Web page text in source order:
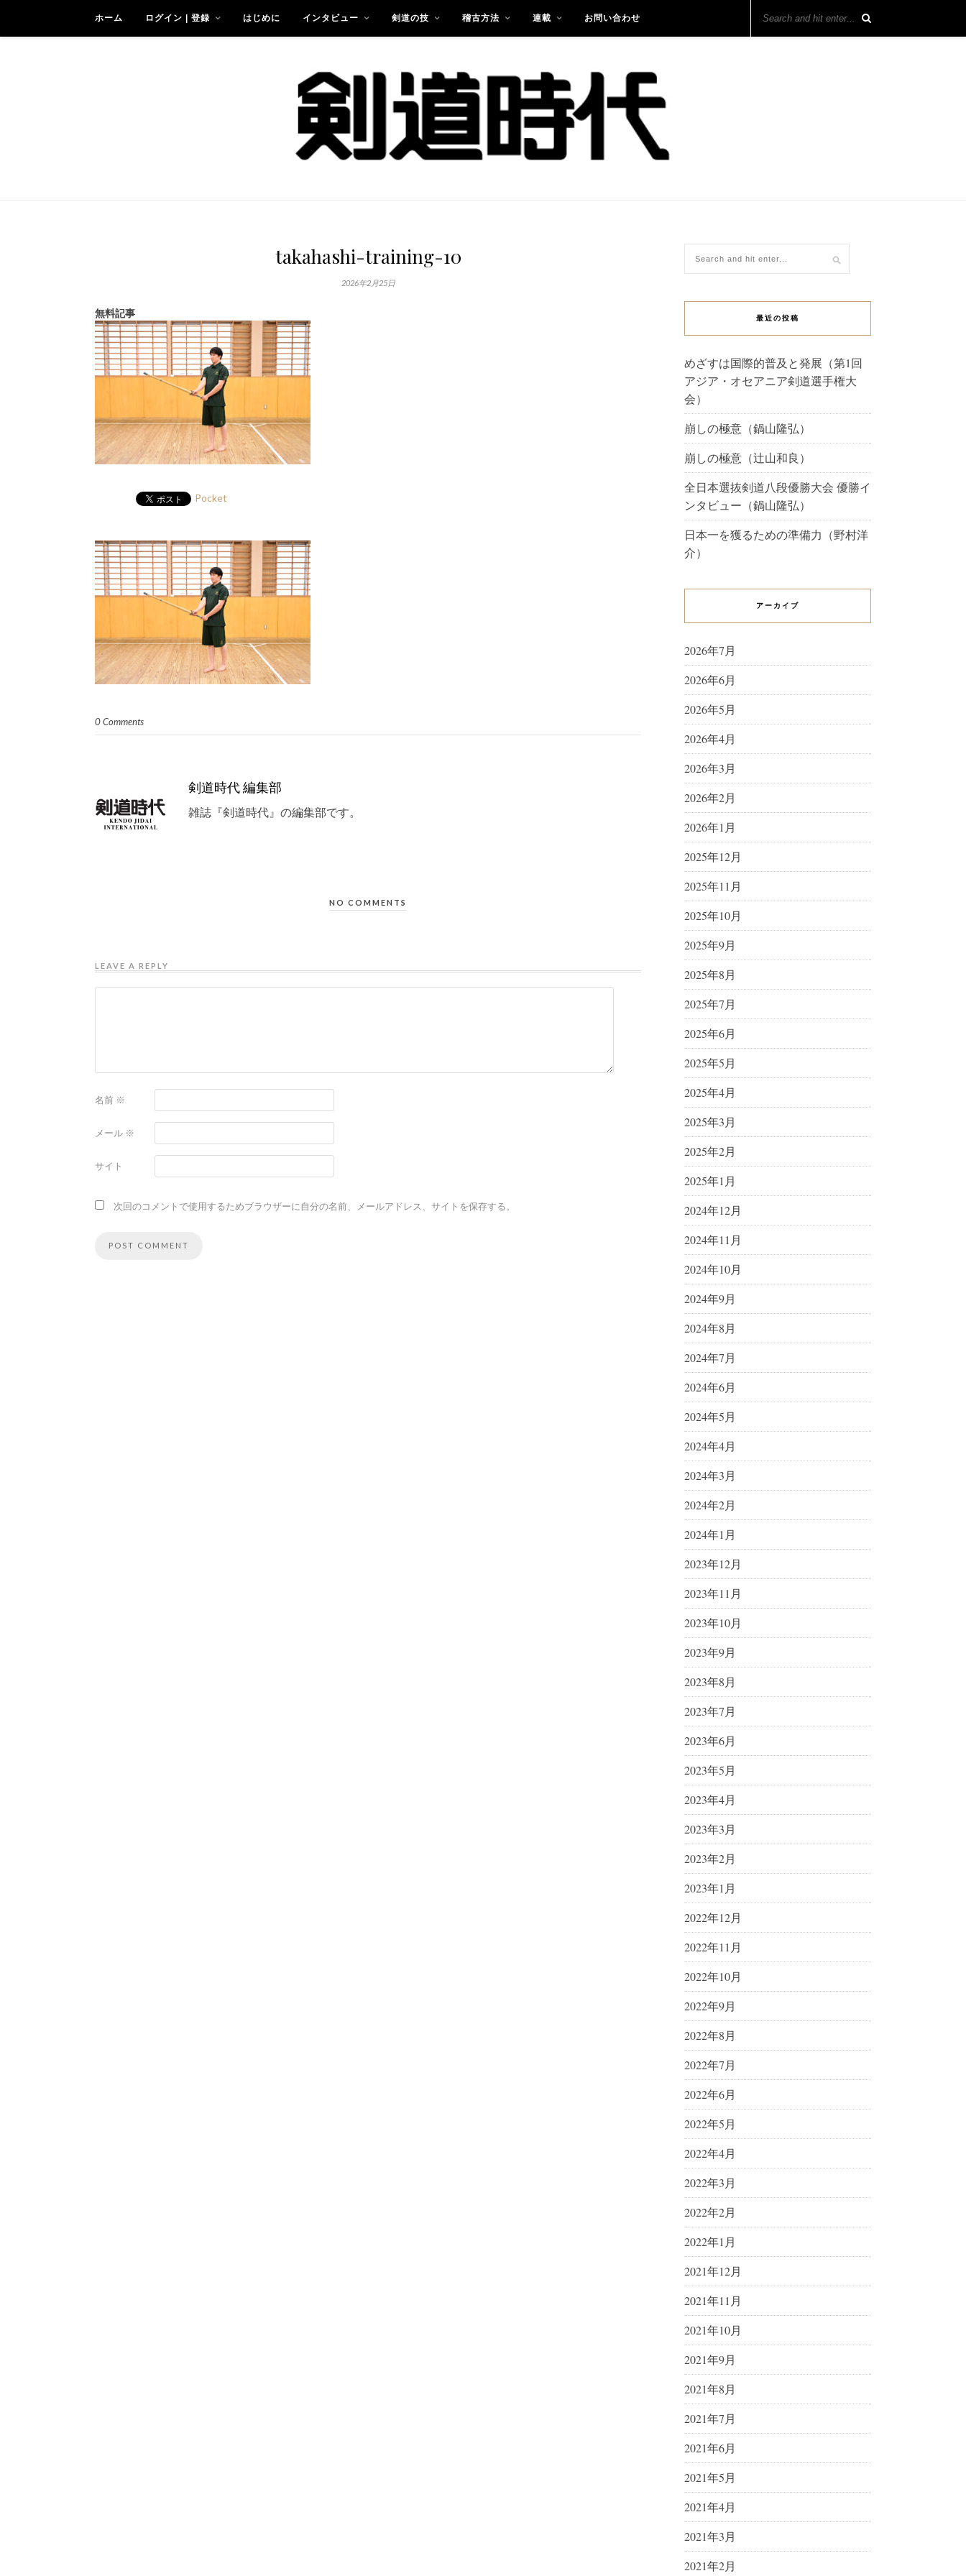
ホーム ログイン | 登録 はじめに インタビュー 剣道の技 稽古方法 連載 お問い合わせ
takahashi-training-10
2026年2月25日
無料記事
Pocket
0 Comments
剣道時代 編集部
雑誌『剣道時代』の編集部です。
NO COMMENTS
LEAVE A REPLY
名前 ※
メール ※
サイト
次回のコメントで使用するためブラウザーに自分の名前、メールアドレス、サイトを保存する。
最近の投稿
めざすは国際的普及と発展（第1回
アジア・オセアニア剣道選手権大
会）
崩しの極意（鍋山隆弘）
崩しの極意（辻山和良）
全日本選抜剣道八段優勝大会 優勝イ
ンタビュー（鍋山隆弘）
日本一を獲るための準備力（野村洋
介）
アーカイブ
2026年7月
2026年6月
2026年5月
2026年4月
2026年3月
2026年2月
2026年1月
2025年12月
2025年11月
2025年10月
2025年9月
2025年8月
2025年7月
2025年6月
2025年5月
2025年4月
2025年3月
2025年2月
2025年1月
2024年12月
2024年11月
2024年10月
2024年9月
2024年8月
2024年7月
2024年6月
2024年5月
2024年4月
2024年3月
2024年2月
2024年1月
2023年12月
2023年11月
2023年10月
2023年9月
2023年8月
2023年7月
2023年6月
2023年5月
2023年4月
2023年3月
2023年2月
2023年1月
2022年12月
2022年11月
2022年10月
2022年9月
2022年8月
2022年7月
2022年6月
2022年5月
2022年4月
2022年3月
2022年2月
2022年1月
2021年12月
2021年11月
2021年10月
2021年9月
2021年8月
2021年7月
2021年6月
2021年5月
2021年4月
2021年3月
2021年2月